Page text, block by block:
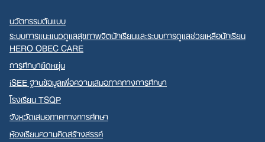
นวัตกรรมต้นแบบ
ระบบการแนะแนวดูแลสุขภาพจิตนักเรียนและระบบการดูแลช่วยเหลือนักเรียน
HERO OBEC CARE
การศึกษายืดหยุ่น
iSEE ฐานข้อมูลเพื่อความเสมอภาคทางการศึกษา
โรงเรียน TSQP
จังหวัดเสมอภาคทางการศึกษา
ห้องเรียนความคิดสร้างสรรค์